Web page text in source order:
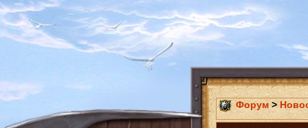
Форум >